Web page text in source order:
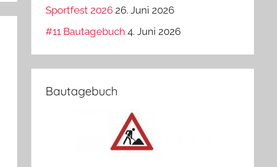
Sportfest 2026 26. Juni 2026
#11 Bautagebuch 4. Juni 2026
Bautagebuch